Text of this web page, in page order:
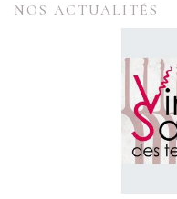
NOS ACTUALITÉS